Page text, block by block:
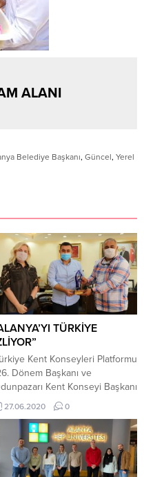
ALANI
Belediye Başkanı, Güncel, Yerel
TÜRKİYE
Kent Konseyleri Platformu
Dönem Başkanı ve
Kent Konseyi Başkanı
Kumru Alanya Kent
davetlisi olarak ilçeye
Kumru Alanya Kent
Başkanı Nurhan Özcan
Birlikte Belediye Başkanı
Murat Yücel’i ziyaret ettiler
27.06.2020 0